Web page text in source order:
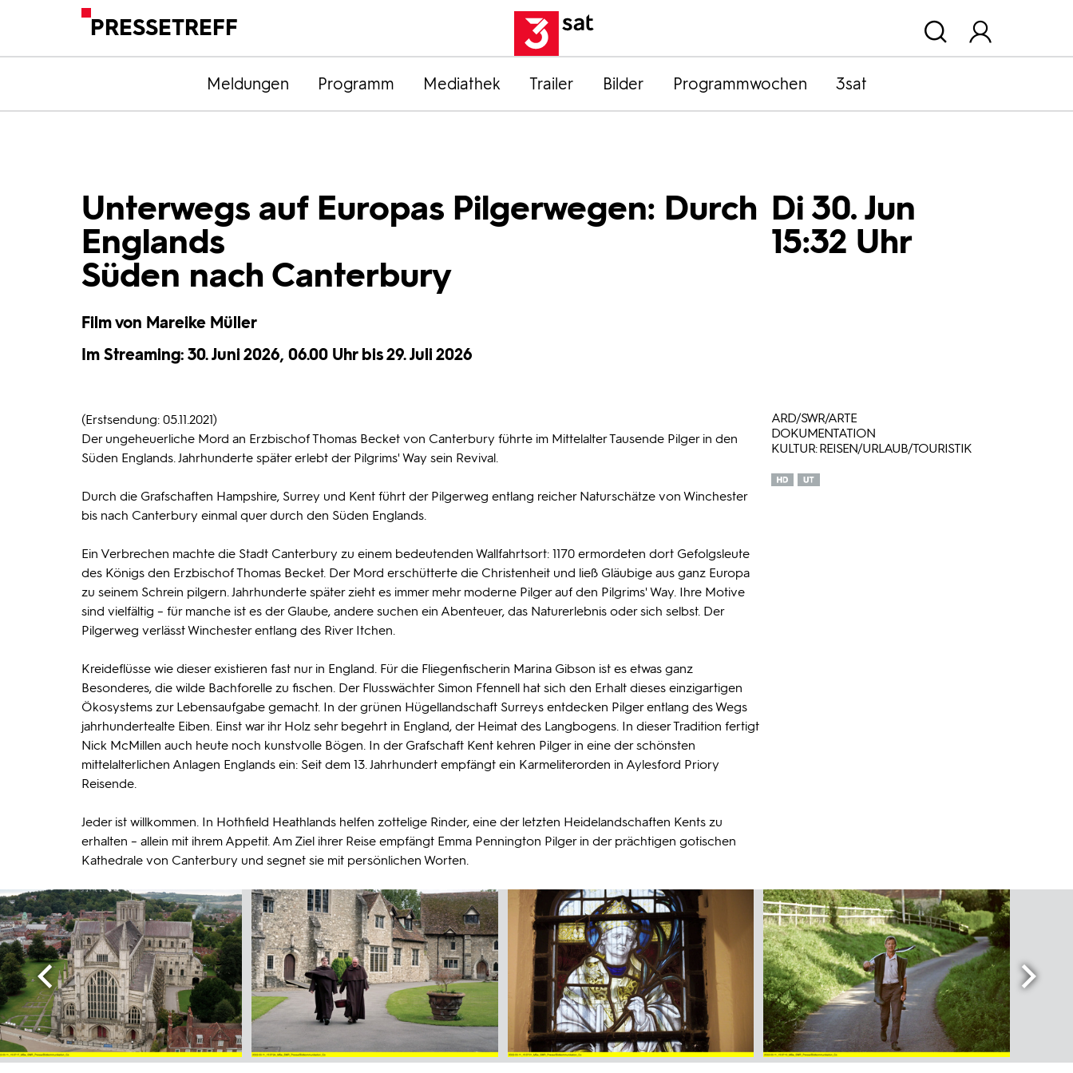
PRESSETREFF
Meldungen Programm Mediathek Trailer Bilder Programmwochen 3sat
Unterwegs auf Europas Pilgerwegen: Durch
Englands
Süden nach Canterbury
Film von Mareike Müller
Im Streaming: 30. Juni 2026, 06.00 Uhr bis 29. Juli 2026
Di 30. Jun
15:32 Uhr
(Erstsendung: 05.11.2021)
Der ungeheuerliche Mord an Erzbischof Thomas Becket von Canterbury führte im Mittelalter Tausende Pilger in den
Süden Englands. Jahrhunderte später erlebt der Pilgrims' Way sein Revival.
Durch die Grafschaften Hampshire, Surrey und Kent führt der Pilgerweg entlang reicher Naturschätze von Winchester
bis nach Canterbury einmal quer durch den Süden Englands.
Ein Verbrechen machte die Stadt Canterbury zu einem bedeutenden Wallfahrtsort: 1170 ermordeten dort Gefolgsleute
des Königs den Erzbischof Thomas Becket. Der Mord erschütterte die Christenheit und ließ Gläubige aus ganz Europa
zu seinem Schrein pilgern. Jahrhunderte später zieht es immer mehr moderne Pilger auf den Pilgrims' Way. Ihre Motive
sind vielfältig – für manche ist es der Glaube, andere suchen ein Abenteuer, das Naturerlebnis oder sich selbst. Der
Pilgerweg verlässt Winchester entlang des River Itchen.
Kreideflüsse wie dieser existieren fast nur in England. Für die Fliegenfischerin Marina Gibson ist es etwas ganz
Besonderes, die wilde Bachforelle zu fischen. Der Flusswächter Simon Ffennell hat sich den Erhalt dieses einzigartigen
Ökosystems zur Lebensaufgabe gemacht. In der grünen Hügellandschaft Surreys entdecken Pilger entlang des Wegs
jahrhundertealte Eiben. Einst war ihr Holz sehr begehrt in England, der Heimat des Langbogens. In dieser Tradition fertigt
Nick McMillen auch heute noch kunstvolle Bögen. In der Grafschaft Kent kehren Pilger in eine der schönsten
mittelalterlichen Anlagen Englands ein: Seit dem 13. Jahrhundert empfängt ein Karmeliterorden in Aylesford Priory
Reisende.
Jeder ist willkommen. In Hothfield Heathlands helfen zottelige Rinder, eine der letzten Heidelandschaften Kents zu
erhalten – allein mit ihrem Appetit. Am Ziel ihrer Reise empfängt Emma Pennington Pilger in der prächtigen gotischen
Kathedrale von Canterbury und segnet sie mit persönlichen Worten.
ARD/SWR/ARTE
DOKUMENTATION
KULTUR: REISEN/URLAUB/TOURISTIK